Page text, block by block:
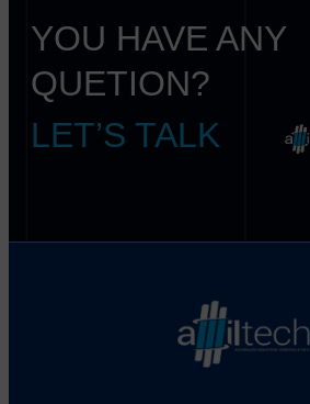
YOU HAVE ANY
QUETION?
LET’S TALK